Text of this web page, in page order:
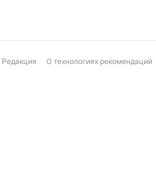
Редакция О технологиях рекомендаций